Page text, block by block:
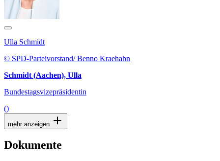
Ulla Schmidt
© SPD-Parteivorstand/ Benno Kraehahn
Schmidt (Aachen), Ulla
Bundestagsvizepräsidentin
()
mehr anzeigen
Dokumente